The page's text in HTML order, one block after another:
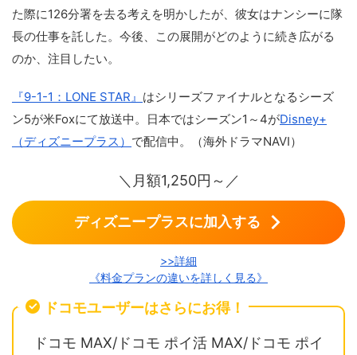
た際に126分署を去る考えを明かしたが、彼女はナンシーに隊
長の仕事を託した。今後、この展開がどのように続き広がる
のか、注目したい。
『9-1-1：LONE STAR』 はシリーズファイナルとなるシーズ
ン5が米Foxにて放送中。日本ではシーズン1～4がDisney+
（ディズニープラス） で配信中。（海外ドラマNAVI）
＼月額1,250円～／
ディズニープラスに加入する
>>詳細
《料金プランの違いを詳しく見る》
ドコモユーザーはさらにお得！
ドコモ MAX/ドコモ ポイ活 MAX/ドコモ ポイ